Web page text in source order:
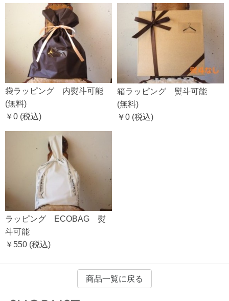
袋ラッピング 内熨斗可能
(無料)
￥0 (税込)
箱ラッピング 熨斗可能
(無料)
￥0 (税込)
ラッピング ECOBAG 熨
斗可能
￥550 (税込)
商品一覧に戻る